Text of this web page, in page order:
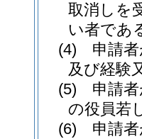
取消しを
い者であ
(4)
申請
及び経験
(5)
申請
の役員若
(6)
申請